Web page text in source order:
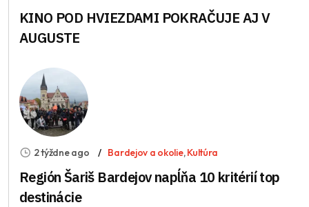
KINO POD HVIEZDAMI POKRAČUJE AJ V
AUGUSTE
2 týždne ago Bardejov a okolie,Kultúra
Región Šariš Bardejov napĺňa 10 kritérií top
destinácie